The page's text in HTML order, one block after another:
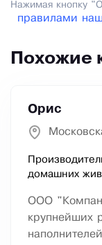
Нажимая кнопку
правилами
Похожие
Орис
домашних
ООО
крупнейших